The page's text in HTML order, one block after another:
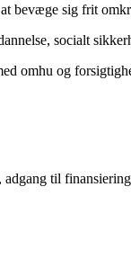
bevæge sig frit
socialt
omhu og
til